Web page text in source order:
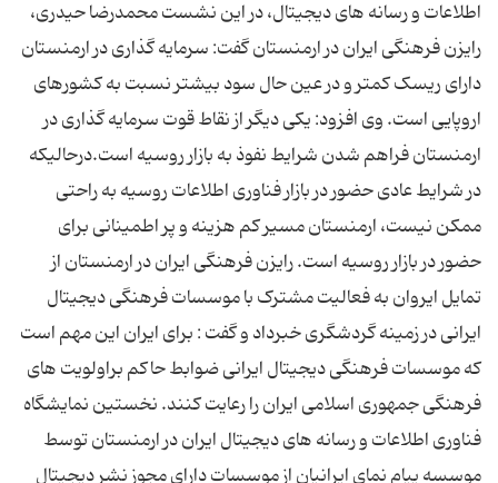
اطلاعات و رسانه های دیجیتال، در این نشست محمدرضا حیدری،
رایزن فرهنگی ایران در ارمنستان گفت: سرمایه گذاری در ارمنستان
دارای ریسک کمتر و در عین حال سود بیشتر نسبت به کشورهای
اروپایی است. وی افزود: یکی دیگر از نقاط قوت سرمایه گذاری در
ارمنستان فراهم شدن شرایط نفوذ به بازار روسیه است.درحالیکه
در شرایط عادی حضور در بازار فناوری اطلاعات روسیه به راحتی
ممکن نیست، ارمنستان مسیر کم هزینه و پر اطمینانی برای
حضور در بازار روسیه است. رایزن فرهنگی ایران در ارمنستان از
تمایل ایروان به فعالیت مشترک با موسسات فرهنگی دیجیتال
ایرانی در زمینه گردشگری خبرداد و گفت : برای ایران این مهم است
که موسسات فرهنگی دیجیتال ایرانی ضوابط حاکم براولویت های
فرهنگی جمهوری اسلامی ایران را رعایت کنند. نخستین نمایشگاه
فناوری اطلاعات و رسانه های دیجیتال ایران در ارمنستان توسط
موسسه پیام نمای ایرانیان از موسسات دارای مجوز نشر دیجیتال